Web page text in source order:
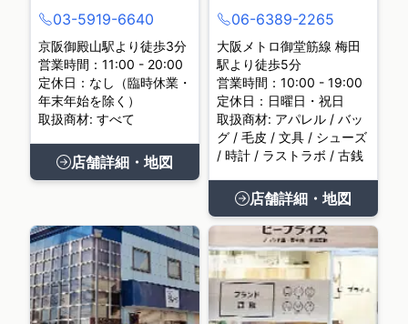
03-5919-6640
京阪御殿山駅より徒歩3分
営業時間：11:00 - 20:00
定休日：なし（臨時休業・
年末年始を除く）
取扱商材: すべて
店舗詳細・地図
06-6389-2265
大阪メトロ御堂筋線 梅田
駅より徒歩5分
営業時間：10:00 - 19:00
定休日：日曜日・祝日
取扱商材: アパレル / バッ
グ / 毛皮 / 文具 / シューズ
/ 時計 / ラストラボ / 古銭
店舗詳細・地図